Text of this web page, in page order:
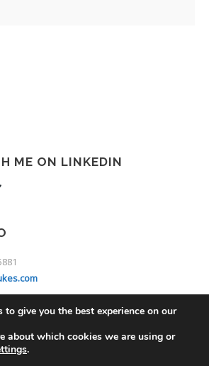
ME ON LINKEDIN
to give you the best experience on our
about which cookies we are using or
.